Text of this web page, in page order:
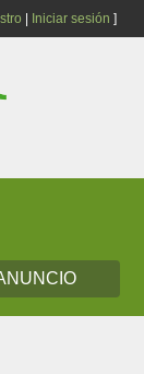
Iniciar sesión ]